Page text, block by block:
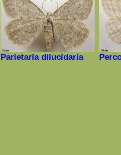
Parietaria dilucidaria